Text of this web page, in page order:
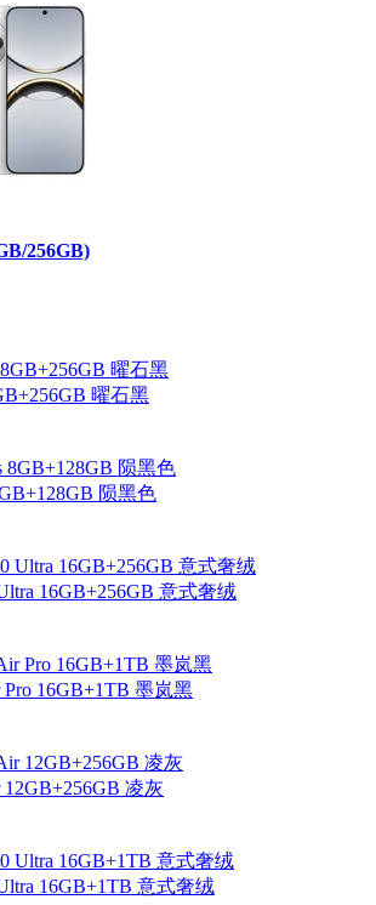
256GB)
曜石黑
陨黑色
16GB+256GB 意式奢绒
16GB+1TB 墨岚黑
凌灰
16GB+1TB 意式奢绒